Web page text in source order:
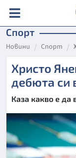
Спорт
Новини Спорт
Христо
дебюта си
Каза какво е